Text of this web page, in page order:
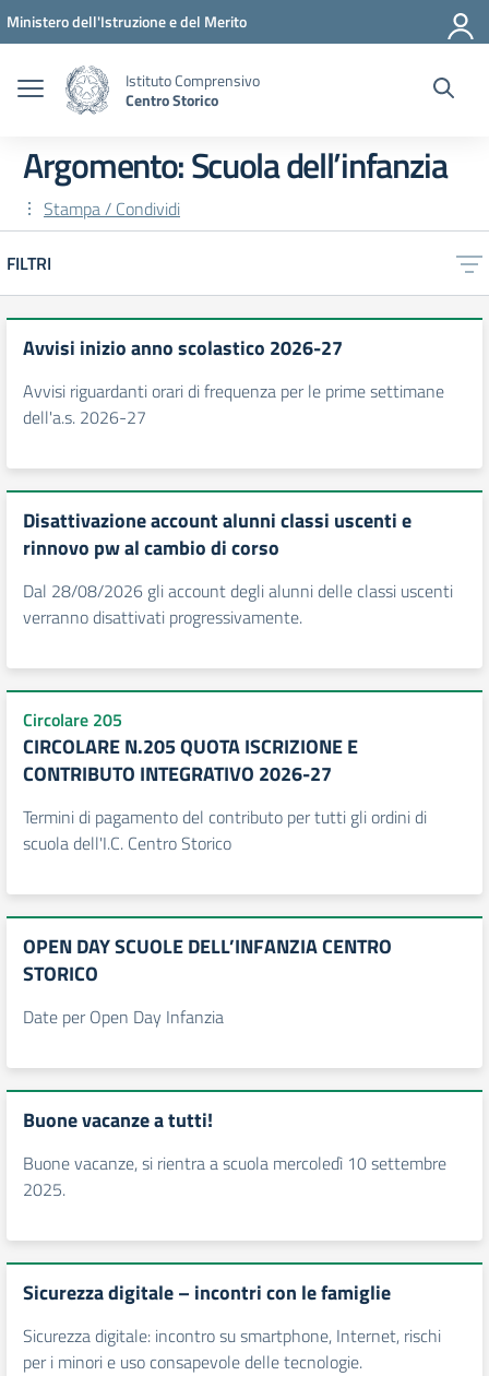
Vai ai contenuti
Vai al menu di navigazione
Vai al footer
Ministero dell'Istruzione e del Merito
Istituto Comprensivo
Centro Storico
Argomento: Scuola dell’infanzia
Stampa / Condividi
FILTRI
Avvisi inizio anno scolastico 2026-27
Avvisi riguardanti orari di frequenza per le prime settimane
dell'a.s. 2026-27
Disattivazione account alunni classi uscenti e
rinnovo pw al cambio di corso
Dal 28/08/2026 gli account degli alunni delle classi uscenti
verranno disattivati progressivamente.
Circolare 205
CIRCOLARE N.205 QUOTA ISCRIZIONE E
CONTRIBUTO INTEGRATIVO 2026-27
Termini di pagamento del contributo per tutti gli ordini di
scuola dell'I.C. Centro Storico
OPEN DAY SCUOLE DELL’INFANZIA CENTRO
STORICO
Date per Open Day Infanzia
Buone vacanze a tutti!
Buone vacanze, si rientra a scuola mercoledì 10 settembre
2025.
Sicurezza digitale – incontri con le famiglie
Sicurezza digitale: incontro su smartphone, Internet, rischi
per i minori e uso consapevole delle tecnologie.